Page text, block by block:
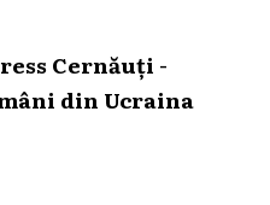
Cernăuți -
din Ucraina